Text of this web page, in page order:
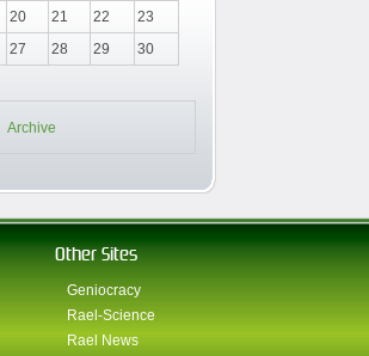
20 21 22
23
27 28 29
30
Archive
Other Sites
Geniocracy
Rael-Science
Rael News